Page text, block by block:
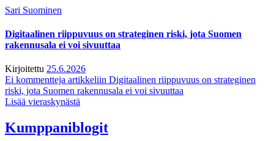
Sari Suominen
Digitaalinen riippuvuus on strateginen riski, jota Suomen
rakennusala ei voi sivuuttaa
Kirjoitettu 25.6.2026
Ei kommentteja artikkeliin Digitaalinen riippuvuus on strateginen
riski, jota Suomen rakennusala ei voi sivuuttaa
Lisää vieraskynästä
Kumppaniblogit